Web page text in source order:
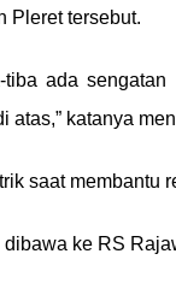
Pleret tersebut.
ada
atas,” katanya
saat
ke RS